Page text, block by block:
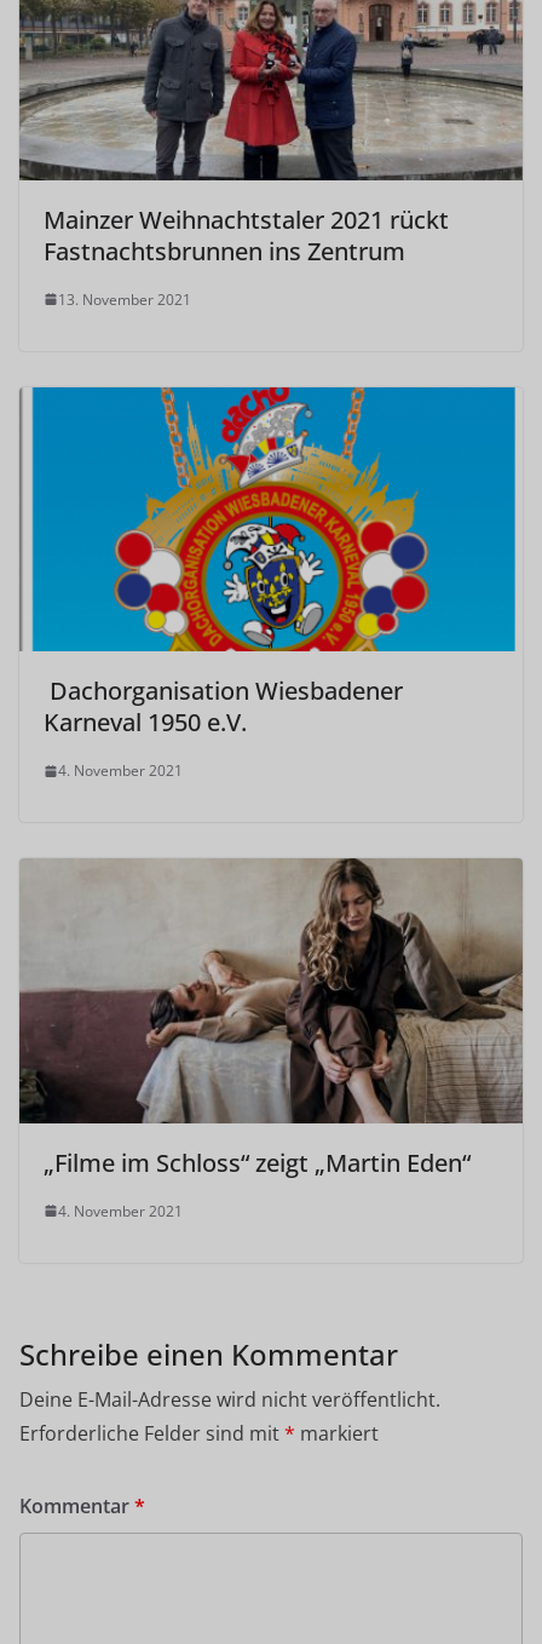
Mainzer Weihnachtstaler 2021 rückt
Fastnachtsbrunnen ins Zentrum
13. November 2021
Dachorganisation Wiesbadener
Karneval 1950 e.V.
4. November 2021
„Filme im Schloss“ zeigt „Martin Eden“
4. November 2021
Schreibe einen Kommentar
Deine E-Mail-Adresse wird nicht veröffentlicht.
Erforderliche Felder sind mit* markiert
Kommentar*